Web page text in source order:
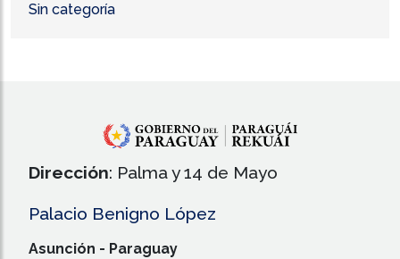
Sin categoría
Dirección: Palma y 14 de Mayo
Palacio Benigno López
Asunción - Paraguay